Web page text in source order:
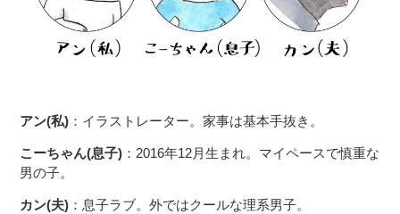
アン(私) ：イラストレーター。家事は基本手抜き。
こーちゃん(息子) ：2016年12月生まれ。マイペースで慎重な
男の子。
カン(夫) ：息子ラブ。外ではクールな理系男子。